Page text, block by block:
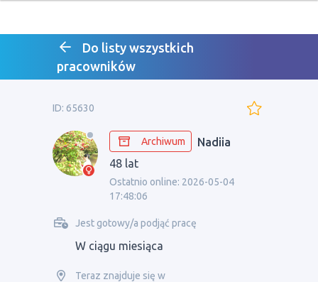
Do listy wszystkich
pracowników
ID: 65630
Archiwum
Nadiia
48 lat
Ostatnio online: 2026-05-04
17:48:06
Jest gotowy/a podjąć pracę
W ciągu miesiąca
Teraz znajduje się w